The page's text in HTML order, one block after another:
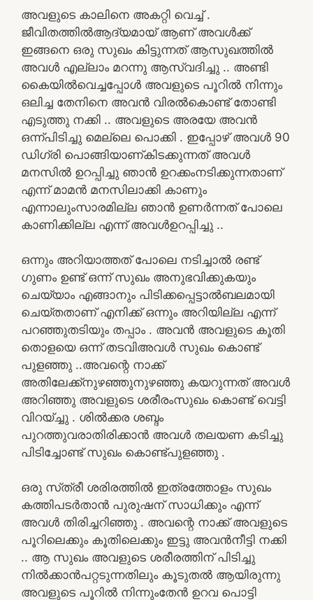
അവളുടെ കാലിനെ അകറ്റി വെച്ച് .
ജീവിതത്തിൽആദ്യമായ് ആണ് അവൾക്ക്
ഇങ്ങനെ ഒരു സുഖം കിട്ടുന്നത് ആസുഖത്തിൽ
അവൾ എല്ലാം മറന്നു ആസ്വദിച്ചു .. അണ്ടി
കൈയിൽവെച്ചപ്പോൾ അവളുടെ പൂറിൽ നിന്നും
ഒലിച്ച തേനിനെ അവൻ വിരൽകൊണ്ട് തോണ്ടി
എടുത്തു നക്കി .. അവളുടെ അരയേ അവൻ
ഒന്ന്പിടിച്ചു മെല്ലെ പൊക്കി . ഇപ്പോഴ് അവൾ 90
ഡിഗ്രി പൊങ്ങിയാണ്കിടക്കുന്നത് അവൾ
മനസിൽ ഉറപ്പിച്ചു ഞാൻ ഉറക്കംനടിക്കുന്നതാണ്
എന്ന് മാമൻ മനസിലാക്കി കാണും
എന്നാലുംസാരമില്ല ഞാൻ ഉണർന്നത് പോലെ
കാണിക്കില്ല എന്ന് അവൾഉറപ്പിച്ചു ..
ഒന്നും അറിയാത്തത് പോലെ നടിച്ചാൽ രണ്ട്‌
ഗുണം ഉണ്ട് ഒന്ന് സുഖം അനുഭവിക്കുകയും
ചെയ്യാം എങ്ങാനും പിടിക്കപ്പെട്ടാൽബലമായി
ചെയ്തതാണ് എനിക്ക് ഒന്നും അറിയില്ല എന്ന്
പറഞ്ഞുതടിയും തപ്പാം . അവൻ അവളുടെ കൂതി
തൊളയെ ഒന്ന് തടവിഅവൾ സുഖം കൊണ്ട്
പുളഞ്ഞു ..അവന്റെ നാക്ക്
അതിലേക്ക്നുഴഞ്ഞുനുഴഞ്ഞു കയറുന്നത് അവൾ
അറിഞ്ഞു അവളുടെ ശരീരംസുഖം കൊണ്ട് വെട്ടി
വിറയ്ച്ചു . ശിൽക്കര ശബ്ദം
പുറത്തുവരാതിരിക്കാൻ അവൾ തലയണ കടിച്ചു
പിടിച്ചോണ്ട് സുഖം കൊണ്ട്പുളഞ്ഞു .
ഒരു സ്‌ത്രീ ശരിരത്തിൽ ഇത്രത്തോളം സുഖം
കത്തിപടർതാൻ പുരുഷന് സാധിക്കും എന്ന്
അവൾ തിരിച്ചറിഞ്ഞു . അവന്റെ നാക്ക് അവളുടെ
പൂറിലെക്കും കൂതിലെക്കും ഇട്ടു അവൻനീട്ടി നക്കി
.. ആ സുഖം അവളുടെ ശരീരത്തിന് പിടിച്ചു
നിൽക്കാൻപറ്റടുന്നതിലും കൂടുതൽ ആയിരുന്നു
അവളുടെ പൂറിൽ നിന്നുംതേൻ ഉറവ പൊട്ടി